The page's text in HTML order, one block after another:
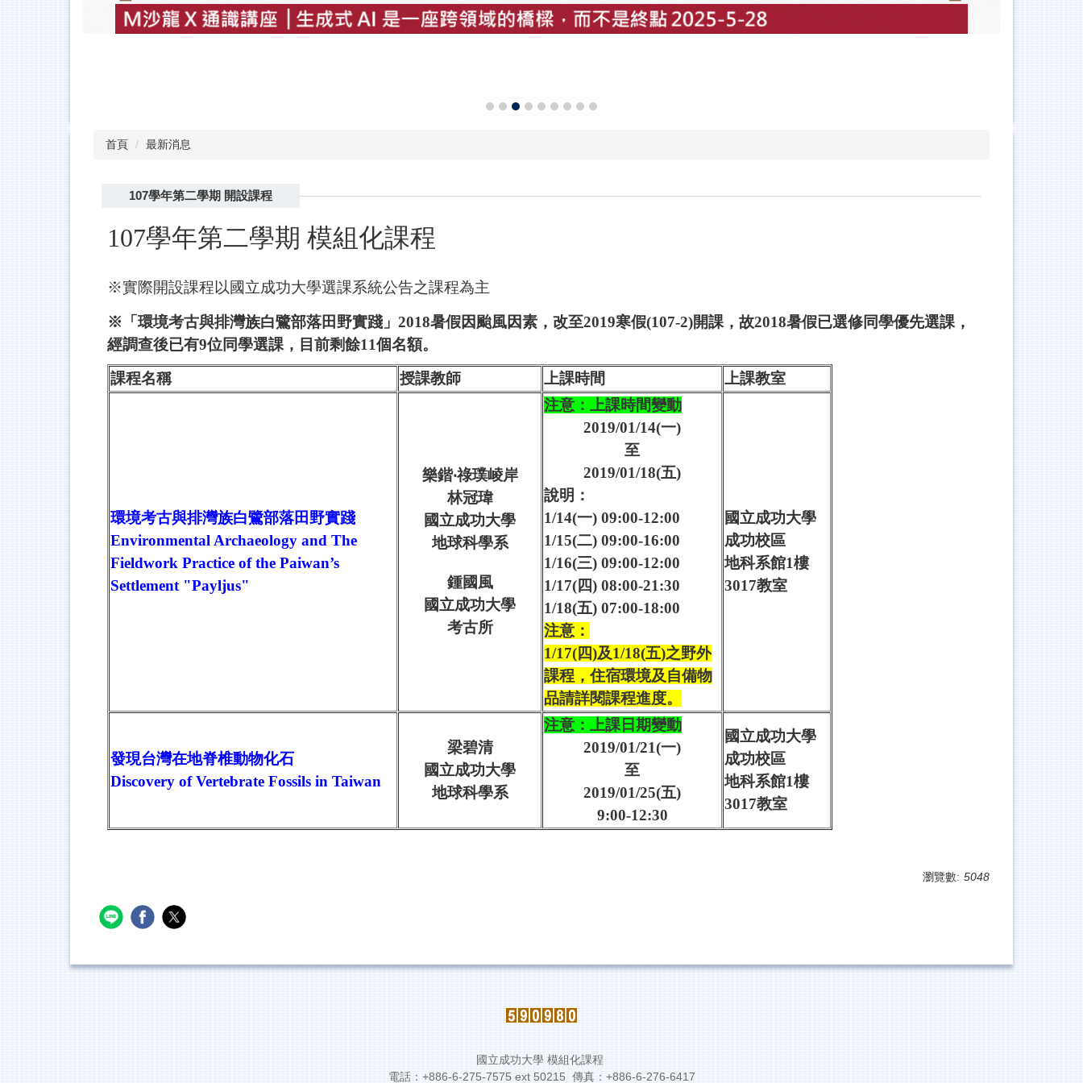
首頁 最新消息
107學年第二學期 開設課程
107學年第二學期 模組化課程
※實際開設課程以國立成功大學選課系統公告之課程為主
※ 「環境考古與排灣族白鷺部落田野實踐」2018暑假因颱風因素，改至2019寒假(107-2)開課，故2018暑假已選修同學優先選課，
經調查後已有9位同學選課，目前剩餘11個名額。
課程名稱
授課教師 上課時間 上課教室
環境考古與排灣族白鷺部落田野實踐
Environmental Archaeology and The
Fieldwork Practice of the Paiwan’s
Settlement "Payljus"
樂鍇‧祿璞崚岸
林冠瑋
國立成功大學
地球科學系
鍾國風
國立成功大學
考古所
注意：上課時間變動
2019/01/14(一)
至
2019/01/18(五)
說明：
1/14(一) 09:00-12:00
1/15(二) 09:00-16:00
1/16(三) 09:00-12:00
1/17(四) 08:00-21:30
1/18(五) 07:00-18:00
注意：
1/17(四)及1/18(五)之野外
課程，住宿環境及自備物
品請詳閱課程進度。
國立成功大學
成功校區
地科系館1樓
3017教室
發現台灣在地脊椎動物化石
Discovery of Vertebrate Fossils in Taiwan
梁碧清
國立成功大學
地球科學系
注意：上課日期變動
2019/01/21(一)
至
2019/01/25(五)
9:00-12:30
國立成功大學
成功校區
地科系館1樓
3017教室
瀏覽數: 5048
國立成功大學 模組化課程
電話：+886-6-275-7575 ext 50215 傳真：+886-6-276-6417